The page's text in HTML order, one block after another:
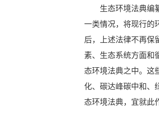
生态环境法典编
一类情况，将现行的
后，上述法律不再保
素、生态系统方面和
态环境法典之中。这
化、碳达峰碳中和、
态环境法典，宜就此